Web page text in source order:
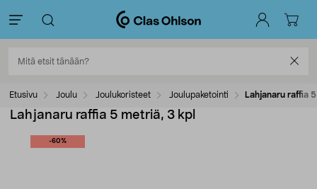
Etusivu Joulu Joulukoristeet Joulupaketointi Lahjanaru raffia
Lahjanaru raffia 5 metriä, 3 kpl
-60%